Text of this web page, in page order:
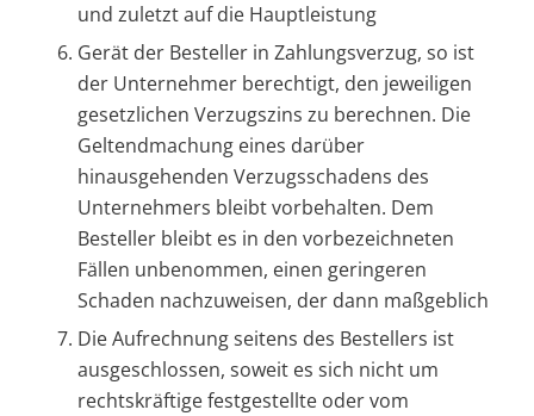
und zuletzt auf die Hauptleistung
Gerät der Besteller in Zahlungsverzug, so ist
der Unternehmer berechtigt, den jeweiligen
gesetzlichen Verzugszins zu berechnen. Die
Geltendmachung eines darüber
hinausgehenden Verzugsschadens des
Unternehmers bleibt vorbehalten. Dem
Besteller bleibt es in den vorbezeichneten
Fällen unbenommen, einen geringeren
Schaden nachzuweisen, der dann maßgeblich
Die Aufrechnung seitens des Bestellers ist
ausgeschlossen, soweit es sich nicht um
rechtskräftige festgestellte oder vom